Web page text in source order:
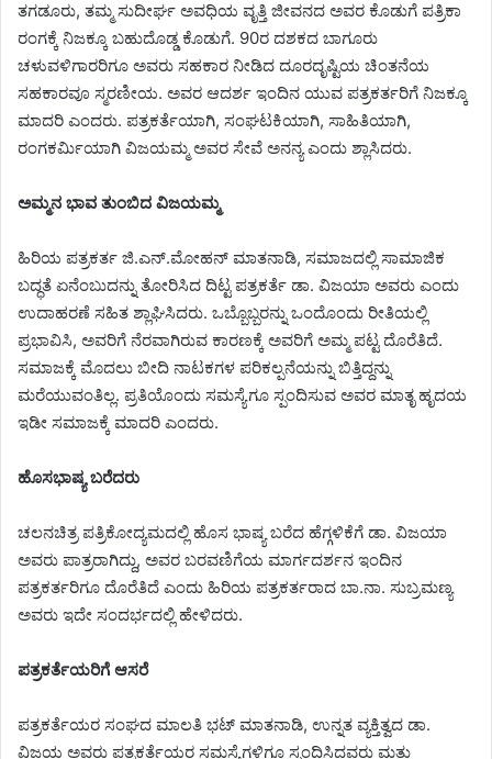
ತಗಡೂರು, ತಮ್ಮ ಸುದೀರ್ಘ ಅವಧಿಯ ವೃತ್ತಿ ಜೀವನದ ಅವರ ಕೊಡುಗೆ ಪತ್ರಿಕಾ
ರಂಗಕ್ಕೆ ನಿಜಕ್ಕೂ ಬಹುದೊಡ್ಡ ಕೊಡುಗೆ. 90ರ ದಶಕದ ಬಾಗೂರು
ಚಳುವಳಿಗಾರರಿಗೂ ಅವರು ಸಹಕಾರ ನೀಡಿದ ದೂರದೃಷ್ಟಿಯ ಚಿಂತನೆಯ
ಸಹಕಾರವೂ ಸ್ಮರಣೀಯ. ಅವರ ಆದರ್ಶ ಇಂದಿನ ಯುವ ಪತ್ರಕರ್ತರಿಗೆ ನಿಜಕ್ಕೂ
ಮಾದರಿ ಎಂದರು. ಪತ್ರಕರ್ತೆಯಾಗಿ, ಸಂಘಟಕಿಯಾಗಿ, ಸಾಹಿತಿಯಾಗಿ,
ರಂಗಕರ್ಮಿಯಾಗಿ ವಿಜಯಮ್ಮ ಅವರ ಸೇವೆ ಅನನ್ಯ ಎಂದು ಶ್ಲಾಸಿದರು.
ಅಮ್ಮನ ಭಾವ ತುಂಬಿದ ವಿಜಯಮ್ಮ
ಹಿರಿಯ ಪತ್ರಕರ್ತ ಜಿ.ಎನ್.ಮೋಹನ್ ಮಾತನಾಡಿ, ಸಮಾಜದಲ್ಲಿ ಸಾಮಾಜಿಕ
ಬದ್ಧತೆ ಏನೆಂಬುದನ್ನು ತೋರಿಸಿದ ದಿಟ್ಟ ಪತ್ರಕರ್ತೆ ಡಾ. ವಿಜಯಾ ಅವರು ಎಂದು
ಉದಾಹರಣೆ ಸಹಿತ ಶ್ಲಾಘಿಸಿದರು. ಒಬ್ಬೊಬ್ಬರನ್ನು ಒಂದೊಂದು ರೀತಿಯಲ್ಲಿ
ಪ್ರಭಾವಿಸಿ, ಅವರಿಗೆ ನೆರವಾಗಿರುವ ಕಾರಣಕ್ಕೆ ಅವರಿಗೆ ಅಮ್ಮ ಪಟ್ಟ ದೊರೆತಿದೆ.
ಸಮಾಜಕ್ಕೆ ಮೊದಲು ಬೀದಿ ನಾಟಕಗಳ ಪರಿಕಲ್ಪನೆಯನ್ನು ಬಿತ್ತಿದ್ದನ್ನು
ಮರೆಯುವಂತಿಲ್ಲ. ಪ್ರತಿಯೊಂದು ಸಮಸ್ಯೆಗೂ ಸ್ಪಂದಿಸುವ ಅವರ ಮಾತೃ ಹೃದಯ
ಇಡೀ ಸಮಾಜಕ್ಕೆ ಮಾದರಿ ಎಂದರು.
ಹೊಸಭಾಷ್ಯ ಬರೆದರು
ಚಲನಚಿತ್ರ ಪತ್ರಿಕೋದ್ಯಮದಲ್ಲಿ ಹೊಸ ಭಾಷ್ಯ ಬರೆದ ಹೆಗ್ಗಳಿಕೆಗೆ ಡಾ. ವಿಜಯಾ
ಅವರು ಪಾತ್ರರಾಗಿದ್ದು, ಅವರ ಬರವಣಿಗೆಯ ಮಾರ್ಗದರ್ಶನ ಇಂದಿನ
ಪತ್ರಕರ್ತರಿಗೂ ದೊರೆತಿದೆ ಎಂದು ಹಿರಿಯ ಪತ್ರಕರ್ತರಾದ ಬಾ.ನಾ. ಸುಬ್ರಮಣ್ಯ
ಅವರು ಇದೇ ಸಂದರ್ಭದಲ್ಲಿ ಹೇಳಿದರು.
ಪತ್ರಕರ್ತೆಯರಿಗೆ ಆಸರೆ
ಪತ್ರಕರ್ತೆಯರ ಸಂಘದ ಮಾಲತಿ ಭಟ್ ಮಾತನಾಡಿ, ಉನ್ನತ ವ್ಯಕ್ತಿತ್ವದ ಡಾ.
ವಿಜಯ ಅವರು ಪತ್ರಕರ್ತೆಯರ ಸಮಸ್ಯೆಗಳಿಗೂ ಸ್ಪಂದಿಸಿದವರು ಮತ್ತು